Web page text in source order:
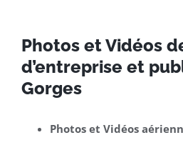
Photos et Vidéos
d’entreprise et
Gorges
Photos et Vidéos